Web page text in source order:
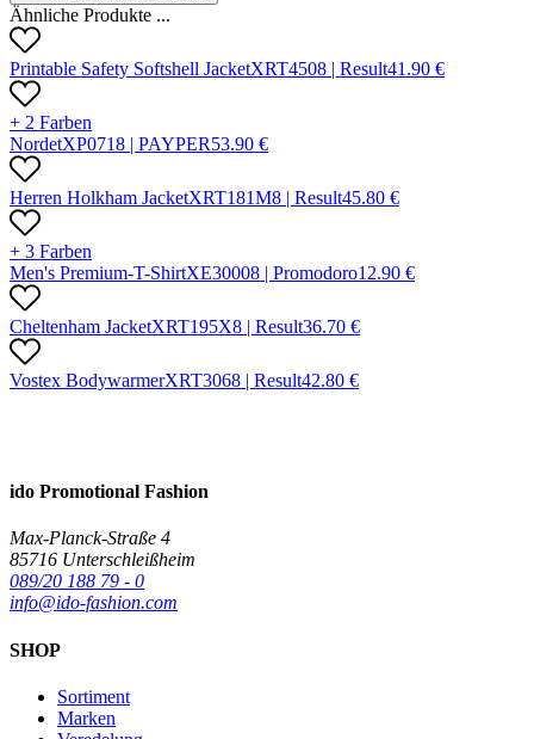
Ähnliche Produkte ...
Printable Safety Softshell JacketXRT4508 | Result41.90 €
+ 2 Farben
NordetXP0718 | PAYPER53.90 €
Herren Holkham JacketXRT181M8 | Result45.80 €
+ 3 Farben
Men's Premium-T-ShirtXE30008 | Promodoro12.90 €
Cheltenham JacketXRT195X8 | Result36.70 €
Vostex BodywarmerXRT3068 | Result42.80 €
ido Promotional Fashion
Max-Planck-Straße 4
85716 Unterschleißheim
089/20 188 79 - 0
info@ido-fashion.com
SHOP
Sortiment
Marken